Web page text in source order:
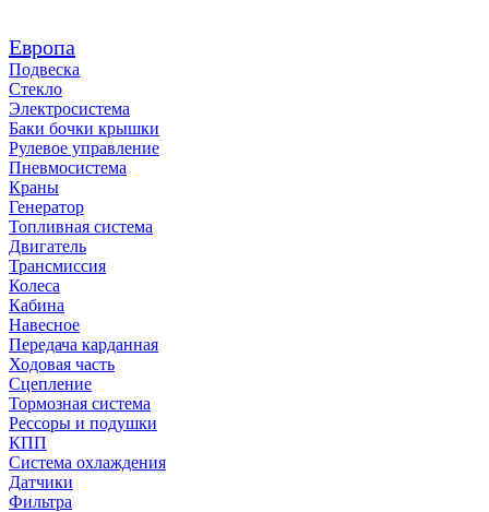
Европа
Подвеска
Стекло
Электросистема
Баки бочки крышки
Рулевое управление
Пневмосистема
Краны
Генератор
Топливная система
Двигатель
Трансмиссия
Колеса
Кабина
Навесное
Передача карданная
Ходовая часть
Сцепление
Тормозная система
Рессоры и подушки
КПП
Система охлаждения
Датчики
Фильтра